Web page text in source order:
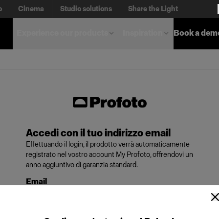
Cinema Studio solutions Share the Light
Book a
Accedi con il tuo indirizzo email
Effettuando il login, il prodotto verrà automaticamente
registrato nel vostro account My Profoto, offrendovi un
anno aggiuntivo di garanzia standard.
Email